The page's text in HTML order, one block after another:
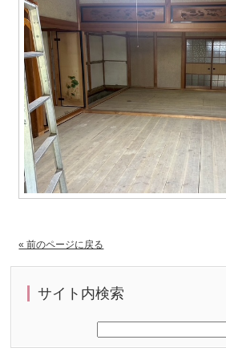
« 前のページに戻る
サイト内検索